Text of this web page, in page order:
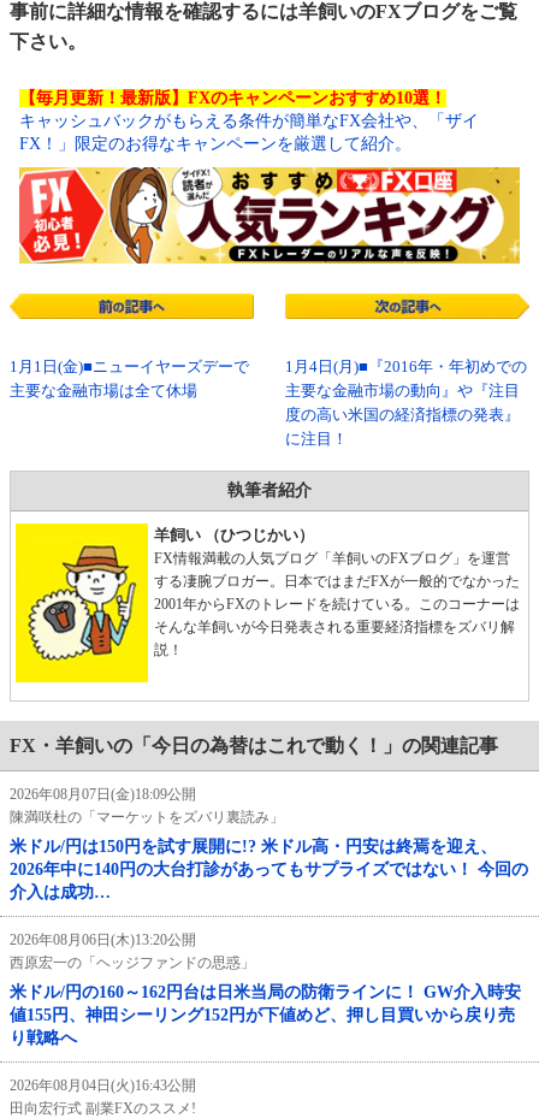
事前に詳細な情報を確認するには羊飼いのFXブログをご覧
下さい。
【毎月更新！最新版】FXのキャンペーンおすすめ10選！
キャッシュバックがもらえる条件が簡単なFX会社や、「ザイ
FX！」限定のお得なキャンペーンを厳選して紹介。
1月1日(金)■ニューイヤーズデーで
主要な金融市場は全て休場
1月4日(月)■『2016年・年初めでの
主要な金融市場の動向』や『注目
度の高い米国の経済指標の発表』
に注目！
執筆者紹介
羊飼い （ひつじかい）
FX情報満載の人気ブログ「羊飼いのFXブログ」を運営
する凄腕ブロガー。日本ではまだFXが一般的でなかった
2001年からFXのトレードを続けている。このコーナーは
そんな羊飼いが今日発表される重要経済指標をズバリ解
説！
FX・羊飼いの「今日の為替はこれで動く！」の関連記事
2026年08月07日(金)18:09公開
陳満咲杜の「マーケットをズバリ裏読み」
米ドル/円は150円を試す展開に!? 米ドル高・円安は終焉を迎え、
2026年中に140円の大台打診があってもサプライズではない！ 今回の
介入は成功…
2026年08月06日(木)13:20公開
西原宏一の「ヘッジファンドの思惑」
米ドル/円の160～162円台は日米当局の防衛ラインに！ GW介入時安
値155円、神田シーリング152円が下値めど、押し目買いから戻り売
り戦略へ
2026年08月04日(火)16:43公開
田向宏行式 副業FXのススメ!